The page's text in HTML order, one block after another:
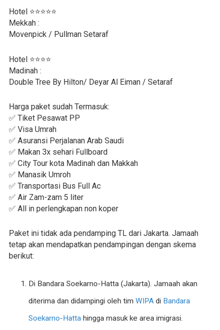
Hotel ⭐⭐⭐⭐⭐
Mekkah :
Movenpick / Pullman Setaraf
Hotel ⭐⭐⭐⭐
Madinah :
Double Tree By Hilton/ Deyar Al Eiman / Setaraf
Harga paket sudah Termasuk:
✅ Tiket Pesawat PP
✅ Visa Umrah
✅ Asuransi Perjalanan Arab Saudi
✅ Makan 3x sehari Fullboard
✅ City Tour kota Madinah dan Makkah
✅ Manasik Umroh
✅ Transportasi Bus Full Ac
✅ Air Zam-zam 5 liter
✅ All in perlengkapan non koper
Paket ini tidak ada pendamping TL dari Jakarta. Jamaah
tetap akan mendapatkan pendampingan dengan skema
berikut:
Di Bandara Soekarno-Hatta (Jakarta). Jamaah akan
diterima dan didampingi oleh tim WIPAdi Bandara
Soekarno-Hattahingga masuk ke area imigrasi.